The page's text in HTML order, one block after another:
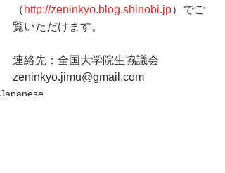
（ http://zeninkyo.blog.shinobi.jp）でご
覧いただけます。
連絡先：全国大学院生協議会
zeninkyo.jimu@gmail.com
Japanese